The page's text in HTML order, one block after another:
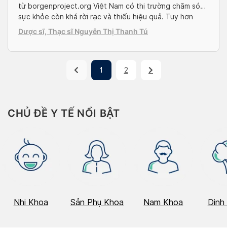
từ borgenproject.org Việt Nam có thị trường chăm sóc
sực khỏe còn khá rời rạc và thiếu hiệu quả. Tuy hơn
50,000 phòng khám khắp cả nước, việc đặt lịch khám
hay đưa ra quyết định nên chọn bác sĩ hay phòng khám
Dược sĩ, Thạc sĩ Nguyễn Thị Thanh Tú
1 2
CHỦ ĐỀ Y TẾ NỔI BẬT
Nhi Khoa Sản Phụ Khoa Nam Khoa